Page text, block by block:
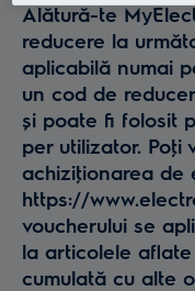
Alătură-te
reducere la
aplicabilă numai
un cod de
și poate fi folosit
per utilizator. Poţi
achiziţionarea de
https://
voucherului se
la articolele
cumulată cu alte